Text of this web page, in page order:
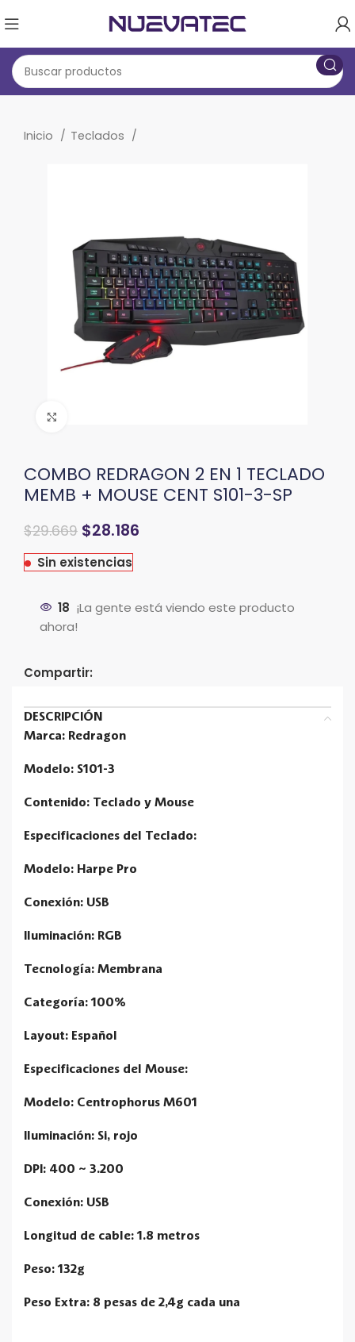
Inicio Teclados
COMBO REDRAGON 2 EN 1 TECLADO
MEMB + MOUSE CENT S101-3-SP
$29.669 $28.186
Sin existencias
18 ¡La gente está viendo este producto
ahora!
Compartir:
DESCRIPCIÓN
Marca: Redragon
Modelo: S101-3
Contenido: Teclado y Mouse
Especificaciones del Teclado:
Modelo: Harpe Pro
Conexión: USB
Iluminación: RGB
Tecnología: Membrana
Categoría: 100%
Layout: Español
Especificaciones del Mouse:
Modelo: Centrophorus M601
Iluminación: Si, rojo
DPI: 400 ~ 3.200
Conexión: USB
Longitud de cable: 1.8 metros
Peso: 132g
Peso Extra: 8 pesas de 2,4g cada una